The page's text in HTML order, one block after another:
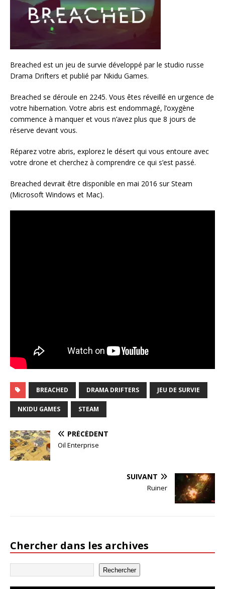
Breached est un jeu de survie développé par le studio russe
Drama Drifters et publié par Nkidu Games.
Breached se déroule en 2245. Vous êtes réveillé en urgence de
votre hibernation. Votre abris est endommagé, l’oxygène
commence à manquer et vous n’avez plus que 8 jours de
réserve devant vous.
Réparez votre abris, explorez le désert qui vous entoure avec
votre drone et cherchez à comprendre ce qui s’est passé.
Breached devrait être disponible en mai 2016 sur Steam
(Microsoft Windows et Mac).
BREACHED DRAMA DRIFTERS JEU DE SURVIE
NKIDU GAMES STEAM
PRÉCÉDENT
Oil Enterprise
SUIVANT
Ruiner
Chercher dans les archives
Rechercher